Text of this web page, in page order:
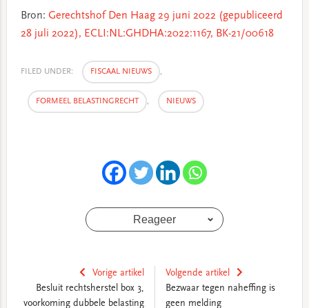
Bron: Gerechtshof Den Haag 29 juni 2022 (gepubliceerd
28 juli 2022), ECLI:NL:GHDHA:2022:1167, BK-21/00618
FILED UNDER: FISCAAL NIEUWS ,
FORMEEL BELASTINGRECHT , NIEUWS
Reageer
Vorige artikel
Besluit rechtsherstel box 3,
voorkoming dubbele belasting
Volgende artikel
Bezwaar tegen naheffing is
geen melding